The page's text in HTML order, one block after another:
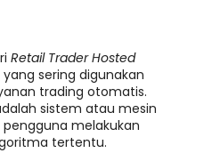
Retail Trader Hosted
sering digunakan
trading otomatis.
sistem atau mesin
melakukan
tertentu.